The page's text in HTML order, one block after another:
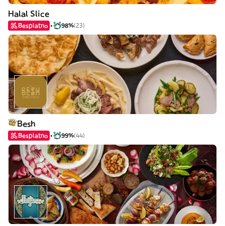
Halal Slice
Besplatno 98%(23)
Besh
Besplatno 99%(44)